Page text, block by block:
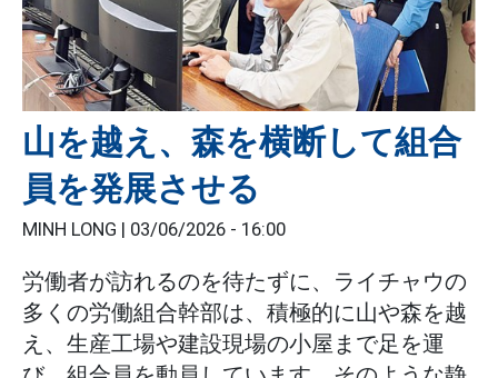
山を越え、森を横断して組合
員を発展させる
MINH LONG | 03/06/2026 - 16:00
労働者が訪れるのを待たずに、ライチャウの
多くの労働組合幹部は、積極的に山や森を越
え、生産工場や建設現場の小屋まで足を運